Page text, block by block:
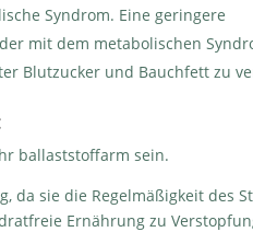
Syndrom. Eine geringere
mit dem metabolischen
Blutzucker und Bauchfett zu
ballaststoffarm sein.
da sie die Regelmäßigkeit des
Ernährung zu